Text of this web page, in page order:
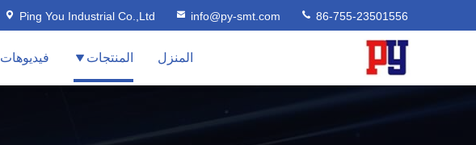
Ping You Industrial Co.,Ltd info@py-smt.com 86-755-23501556
المنزل المنتجات فيديوهات